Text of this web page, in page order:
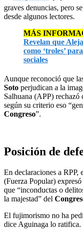
graves denuncias, pero
desde algunos lectores.
MÁS
Revelan que
como ‘troles’
sociales
Aunque reconoció que
Soto perjudican a la
Salhuana (APP) rechazó
según su criterio eso
Congreso”.
Posición de
En declaraciones a
(Fuerza Popular)
que “inconductas o
la majestad” del
El fujimorismo no ha
dice Aguinaga lo ratifica.